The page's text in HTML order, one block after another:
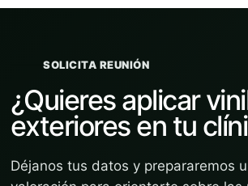
SOLICITA REUNIÓN
¿Quieres aplicar
exteriores en tu
Déjanos tus datos y prepararemos